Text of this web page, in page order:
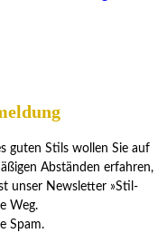
guten Stils wollen Sie auf
Abständen erfahren,
unser Newsletter »Stil-
Weg.
Spam.